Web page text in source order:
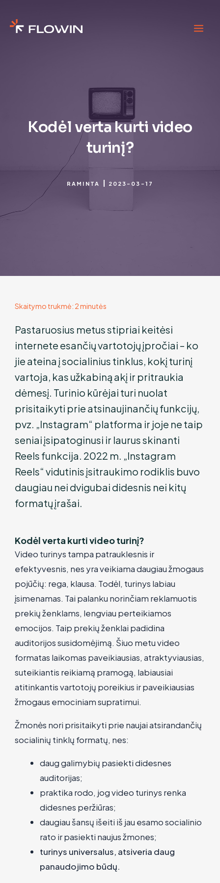
Kodėl verta kurti video
turinį?
RAMINTA 2023-03-17
Skaitymo trukmė: 2minutės
Pastaruosius metus stipriai keitėsi
internete esančių vartotojų įpročiai – ko
jie ateina į socialinius tinklus, kokį turinį
vartoja, kas užkabiną akį ir pritraukia
dėmesį. Turinio kūrėjai turi nuolat
prisitaikyti prie atsinaujinančių funkcijų,
pvz. „Instagram“ platforma ir joje ne taip
seniai įsipatoginusi ir laurus skinanti
Reels funkcija. 2022 m. „Instagram
Reels“ vidutinis įsitraukimo rodiklis buvo
daugiau nei dvigubai didesnis nei kitų
formatų įrašai.
Kodėl verta kurti video turinį?
Video turinys tampa patrauklesnis ir
efektyvesnis, nes yra veikiama daugiau žmogaus
pojūčių: rega, klausa. Todėl, turinys labiau
įsimenamas. Tai palanku norinčiam reklamuotis
prekių ženklams, lengviau perteikiamos
emocijos. Taip prekių ženklai padidina
auditorijos susidomėjimą. Šiuo metu video
formatas laikomas paveikiausias, atraktyviausias,
suteikiantis reikiamą pramogą, labiausiai
atitinkantis vartotojų poreikius ir paveikiausias
žmogaus emociniam supratimui.
Žmonės nori prisitaikyti prie naujai atsirandančių
socialinių tinklų formatų, nes:
daug galimybių pasiekti didesnes
auditorijas;
praktika rodo, jog video turinys renka
didesnes peržiūras;
daugiau šansų išeiti iš jau esamo socialinio
rato ir pasiekti naujus žmones;
turinys universalus, atsiveria daug
panaudojimo būdų.